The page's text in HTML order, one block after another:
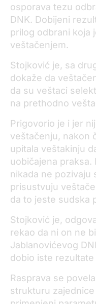
osporava tezu
DNK. Dobijeni
prilog odbrani koja
veštačenjem.
Stojković je, sa
dokaže da
da su veštaci
na prethodno
Prigovorio je i jer
veštačenju, nakon
upitala veštakinju
uobičajena praksa.
nikada ne pozivaju
prisustvuju
da to jeste sudska
Stojković je,
rekao da ni on ne
Jablanovićevog
dobio iste
Rasprava se
strukturu